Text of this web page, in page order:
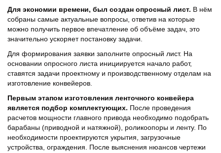
Для экономии времени, был создан опросный лист. В нём
собраны самые актуальные вопросы, ответив на которые
можно получить первое впечатление об объёме задач, это
значительно ускоряет постановку задачи.
Для формирования заявки заполните опросный лист. На
основании опросного листа инициируется начало работ,
ставятся задачи проектному и производственному отделам на
изготовление конвейеров.
Первым этапом изготовления ленточного конвейера
является подбор комплектующих. После проведения
расчетов мощности главного привода необходимо подобрать
барабаны (приводной и натяжной), роликоопоры и ленту. По
необходимости проектируются укрытия, загрузочные
устройства, ограждения. После выяснения нюансов чертежи